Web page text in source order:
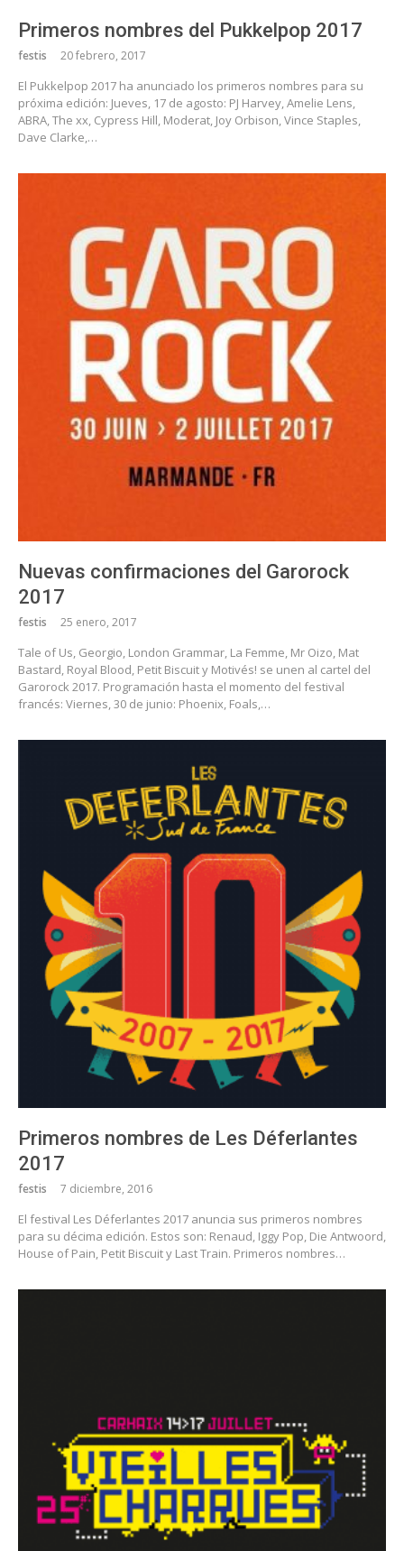
Primeros nombres del Pukkelpop 2017
festis 20 febrero, 2017
El Pukkelpop 2017 ha anunciado los primeros nombres para su
próxima edición: Jueves, 17 de agosto: PJ Harvey, Amelie Lens,
ABRA, The xx, Cypress Hill, Moderat, Joy Orbison, Vince Staples,
Dave Clarke,…
Nuevas confirmaciones del Garorock
2017
festis 25 enero, 2017
Tale of Us, Georgio, London Grammar, La Femme, Mr Oizo, Mat
Bastard, Royal Blood, Petit Biscuit y Motivés! se unen al cartel del
Garorock 2017. Programación hasta el momento del festival
francés: Viernes, 30 de junio: Phoenix, Foals,…
Primeros nombres de Les Déferlantes
2017
festis 7 diciembre, 2016
El festival Les Déferlantes 2017 anuncia sus primeros nombres
para su décima edición. Estos son: Renaud, Iggy Pop, Die Antwoord,
House of Pain, Petit Biscuit y Last Train. Primeros nombres…